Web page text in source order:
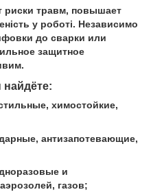
риски травм, повышает
у роботі. Независимо
до сварки или
защитное
химостойкие,
антизапотевающие,
и
газов;